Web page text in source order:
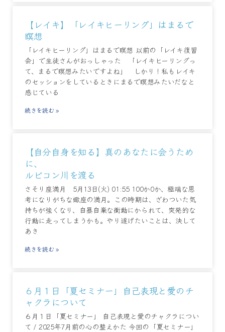
【レイキ】「レイキヒーリング」はまるで
瞑想
「レイキヒーリング」はまるで瞑想 以前の「レイキ復習
会」で生徒さんがおっしゃった 「レイキヒーリングっ
て、まるで瞑想みたいですよね」 しかり！私もレイキ
のセッションをしているときにまるで瞑想みたいだなと
感じている
続きを読む »
【自分自身を知る】真のあなたに会うため
に、
ルビコン川を渡る
さそり座満月 5月13日(火) 01:55 100か0か、極端な思
考になりがちな蠍座の満月。この時期は、ざわついた気
持ちが強くなり、自暴自棄な衝動にかられて、突発的な
行動に走ってしまうかも。やり遂げたいことは、決して
あき
続きを読む »
６月１日「夏セミナー」自己表現と愛のチ
ャクラについて
６月１日「夏セミナー」 自己表現と愛のチャクラについ
て / 2025年7月前の心の整えかた 今回の「夏セミナー」